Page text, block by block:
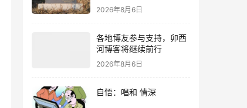
2026年8月6日
各地博友参与支持，卯酉
河博客将继续前行
2026年8月6日
自悟：唱和 情深